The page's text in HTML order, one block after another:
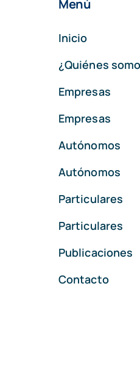
Menú
Inicio
¿Quiénes
Empresas
Empresas
Autónomos
Autónomos
Particulares
Particulares
Publicaciones
Contacto